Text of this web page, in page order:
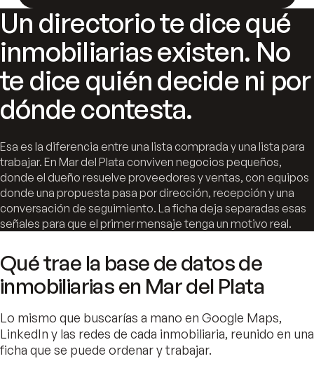
Un directorio te dice qué
inmobiliarias existen. No
te dice quién decide ni por
dónde contesta.
Esa es la diferencia entre una lista comprada y una lista para
trabajar. En Mar del Plata conviven negocios pequeños,
donde el dueño resuelve proveedores y ventas, con equipos
donde una propuesta pasa por dirección, recepción y una
conversación de seguimiento. La ficha deja separadas esas
señales para que el primer mensaje tenga un motivo real.
Qué trae la base de datos de
inmobiliarias en Mar del Plata
Lo mismo que buscarías a mano en Google Maps,
LinkedIn y las redes de cada inmobiliaria, reunido en una
ficha que se puede ordenar y trabajar.